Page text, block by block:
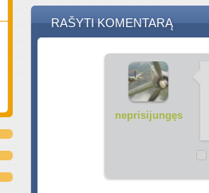
RAŠYTI KOMENTARĄ
neprisijungęs